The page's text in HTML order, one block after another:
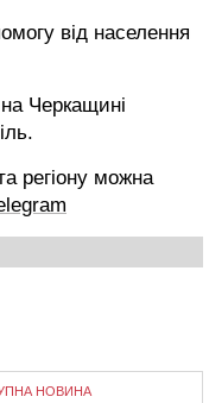
від населення
Черкащині
регіону можна
НОВИНА